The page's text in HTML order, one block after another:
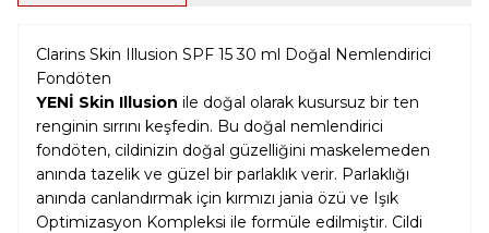
Clarins Skin Illusion SPF 15 30 ml Doğal Nemlendirici
Fondöten
YENİ Skin Illusion ile doğal olarak kusursuz bir ten
renginin sırrını keşfedin. Bu doğal nemlendirici
fondöten, cildinizin doğal güzelliğini maskelemeden
anında tazelik ve güzel bir parlaklık verir. Parlaklığı
anında canlandırmak için kırmızı jania özü ve Işık
Optimizasyon Kompleksi ile formüle edilmiştir. Cildi